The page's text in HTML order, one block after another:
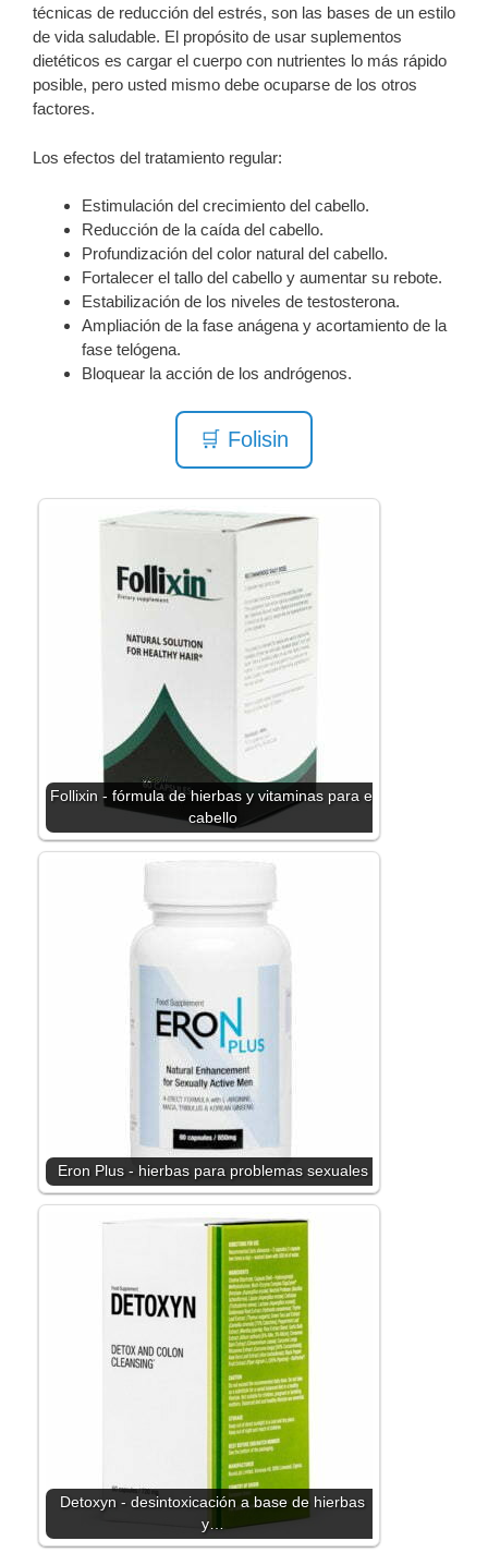
técnicas de reducción del estrés, son las bases de un estilo
de vida saludable. El propósito de usar suplementos
dietéticos es cargar el cuerpo con nutrientes lo más rápido
posible, pero usted mismo debe ocuparse de los otros
factores.
Los efectos del tratamiento regular:
Estimulación del crecimiento del cabello.
Reducción de la caída del cabello.
Profundización del color natural del cabello.
Fortalecer el tallo del cabello y aumentar su rebote.
Estabilización de los niveles de testosterona.
Ampliación de la fase anágena y acortamiento de la
fase telógena.
Bloquear la acción de los andrógenos.
🛒 Folisin
Follixin - fórmula de hierbas y vitaminas para el
cabello
Eron Plus - hierbas para problemas sexuales
Detoxyn - desintoxicación a base de hierbas
y…